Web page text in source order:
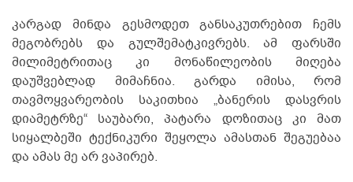
კარგად მინდა გესმოდეთ განსაკუთრებით ჩემს
მეგობრებს და გულშემატკივრებს. ამ ფარსში
მილიმეტრითაც კი მონაწილეობის მიღება
დაუშვებლად მიმაჩნია. გარდა იმისა, რომ
თავმოყვარეობის საკითხია „ბანერის დასვრის
დიამეტრზე“ საუბარი, პატარა დოზითაც კი მათ
სიყალბეში ტექნიკური შეყოლა ამასთან შეგუებაა
და ამას მე არ ვაპირებ.